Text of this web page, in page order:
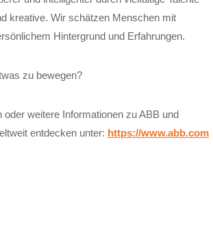
kreative. Wir schätzen Menschen mit
Hintergrund und Erfahrungen.
zu bewegen?
weitere Informationen zu ABB und
entdecken unter: https://www.abb.com